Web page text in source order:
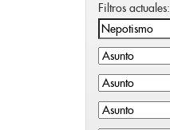
Filtros actuales: